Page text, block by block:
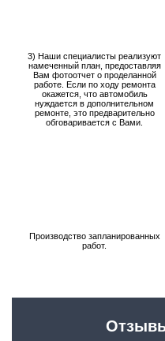
3) Наши специалисты реализуют
намеченный план, предоставляя
Вам фотоотчет о проделанной
работе. Если по ходу ремонта
окажется, что автомобиль
нуждается в дополнительном
ремонте, это предварительно
обговаривается с Вами.
Производство запланированных
работ.